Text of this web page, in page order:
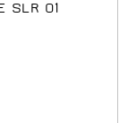
SLR 01